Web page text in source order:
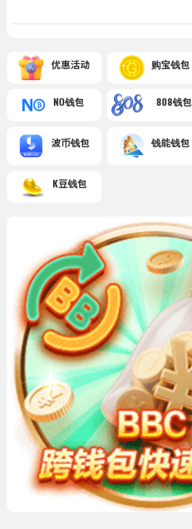
优惠活动 购宝钱包
NO钱包 808钱包
波币钱包 钱能钱包
K豆钱包